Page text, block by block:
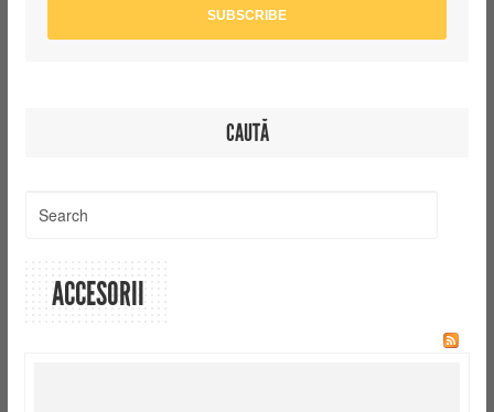
CAUTĂ
ACCESORII